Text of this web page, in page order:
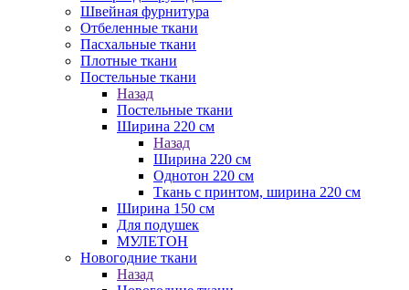
Швейная фурнитура
Отбеленные ткани
Пасхальные ткани
Плотные ткани
Постельные ткани
Назад
Постельные ткани
Ширина 220 см
Назад
Ширина 220 см
Однотон 220 см
Ткань с принтом, ширина 220 см
Ширина 150 см
Для подушек
МУЛЕТОН
Новогодние ткани
Назад